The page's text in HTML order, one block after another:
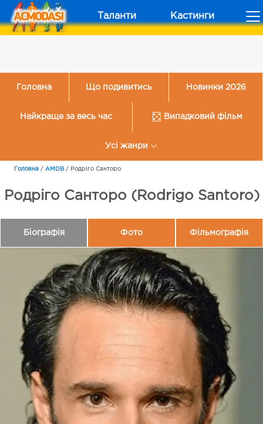
Таланти Кастинги
Головна Що подивитись Новинки 2026
Найкраще за весь час Випадковий фільм
Усі жанри
Головна / AMDB / Родріго Санторо
Родріго Санторо (Rodrigo Santoro)
Біографія Фото Фільмографія